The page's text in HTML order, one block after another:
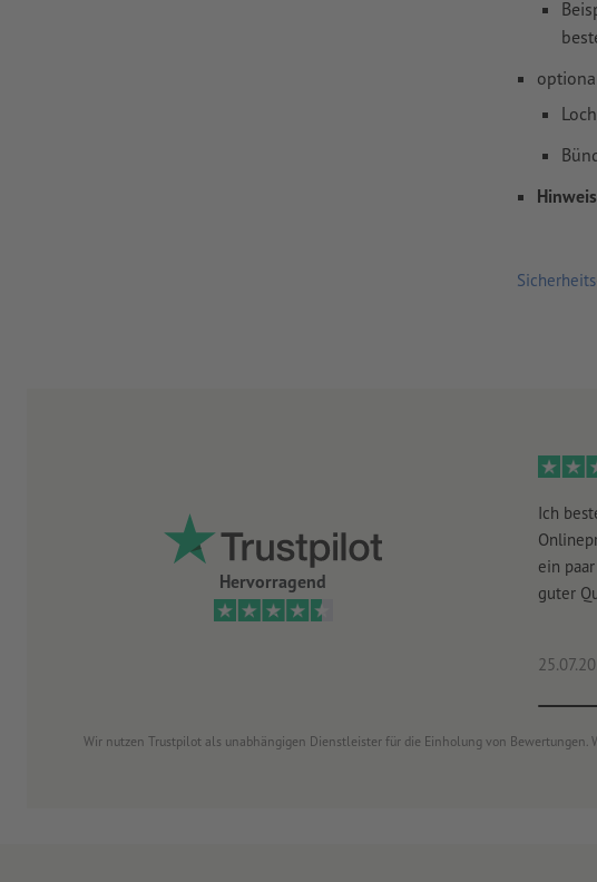
Wie lege
Hervorragend
Ich
ein
guter
Wir nutzen Trustpilot als unabhängigen Dienstleister für die Einholung von